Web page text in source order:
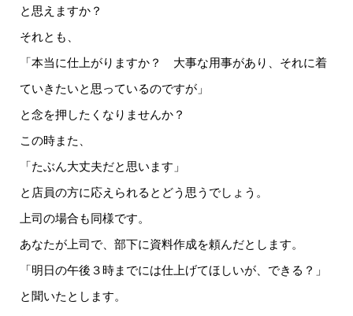
と思えますか？
それとも、
「本当に仕上がりますか？ 大事な用事があり、それに着
ていきたいと思っているのですが」
と念を押したくなりませんか？
この時また、
「たぶん大丈夫だと思います」
と店員の方に応えられるとどう思うでしょう。
上司の場合も同様です。
あなたが上司で、部下に資料作成を頼んだとします。
「明日の午後３時までには仕上げてほしいが、できる？」
と聞いたとします。